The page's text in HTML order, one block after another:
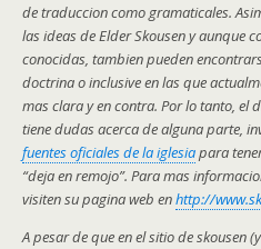
de traduccion como gramaticales.
las ideas de Elder Skousen y aunque
conocidas, tambien pueden
doctrina o inclusive en las que
mas clara y en contra. Por lo tanto, el
tiene dudas acerca de alguna parte,
fuentes oficiales de la iglesiapara
“deja en remojo”. Para mas
visiten su pagina web enhttp://
A pesar de que en el sitio de skousen